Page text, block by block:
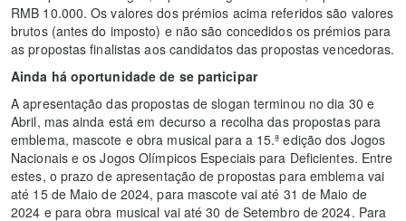
RMB 10.000. Os valores dos prémios acima referidos são valores
brutos (antes do imposto) e não são concedidos os prémios para
as propostas finalistas aos candidatos das propostas vencedoras.
Ainda há oportunidade de se participar
A apresentação das propostas de slogan terminou no dia 30 e
Abril, mas ainda está em decurso a recolha das propostas para
emblema, mascote e obra musical para a 15.ª edição dos Jogos
Nacionais e os Jogos Olímpicos Especiais para Deficientes. Entre
estes, o prazo de apresentação de propostas para emblema vai
até 15 de Maio de 2024, para mascote vai até 31 de Maio de
2024 e para obra musical vai até 30 de Setembro de 2024. Para